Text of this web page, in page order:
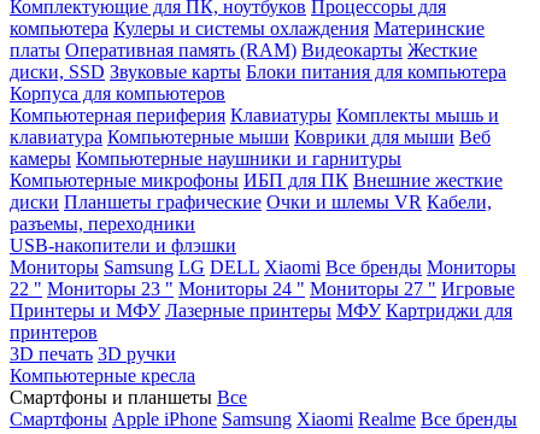
Комплектующие для ПК, ноутбуков Процессоры для
компьютера Кулеры и системы охлаждения Материнские
платы Оперативная память (RAM) Видеокарты Жесткие
диски, SSD Звуковые карты Блоки питания для компьютера
Корпуса для компьютеров
Компьютерная периферия Клавиатуры Комплекты мышь и
клавиатура Компьютерные мыши Коврики для мыши Веб
камеры Компьютерные наушники и гарнитуры
Компьютерные микрофоны ИБП для ПК Внешние жесткие
диски Планшеты графические Очки и шлемы VR Кабели,
разъемы, переходники
USB-накопители и флэшки
Мониторы Samsung LG DELL Xiaomi Все бренды Мониторы
22 " Мониторы 23 " Мониторы 24 " Мониторы 27 " Игровые
Принтеры и МФУ Лазерные принтеры МФУ Картриджи для
принтеров
3D печать 3D ручки
Компьютерные кресла
Смартфоны и планшеты Все
Смартфоны Apple iPhone Samsung Xiaomi Realme Все бренды